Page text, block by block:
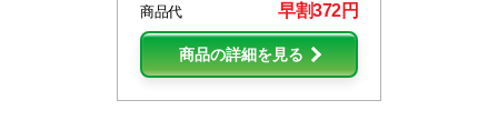
商品代
早割372円
商品の詳細を見る